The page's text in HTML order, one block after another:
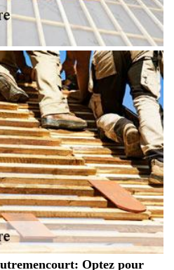
Optez pour